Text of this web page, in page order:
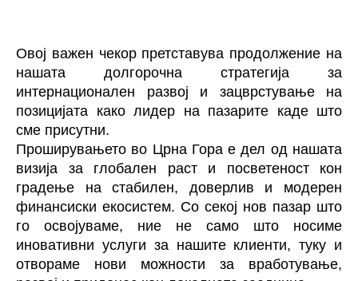
Овој важен чекор претставува продолжение на
нашата долгорочна стратегија за
интернационален развој и зацврстување на
позицијата како лидер на пазарите каде што
сме присутни.
Проширувањето во Црна Гора е дел од нашата
визија за глобален раст и посветеност кон
градење на стабилен, доверлив и модерен
финансиски екосистем. Со секој нов пазар што
го освојуваме, ние не само што носиме
иновативни услуги за нашите клиенти, туку и
отвораме нови можности за вработување,